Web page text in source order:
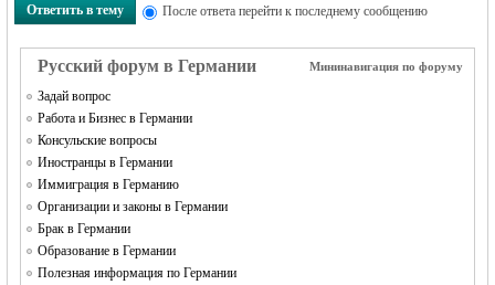
RUОтветить в тему После ответа перейти к последнему сообщению
Русский форум в Германии Мининавигация по форуму
Задай вопрос
Работа и Бизнес в Германии
Консульские вопросы
Иностранцы в Германии
Иммиграция в Германию
Организации и законы в Германии
Брак в Германии
Образование в Германии
Полезная информация по Германии